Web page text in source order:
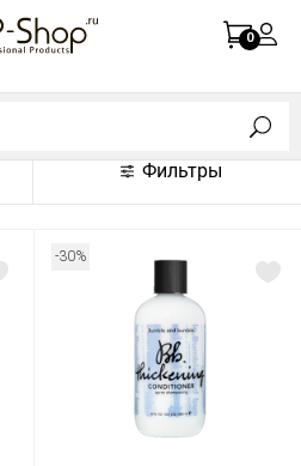
0
Фильтры
-30%